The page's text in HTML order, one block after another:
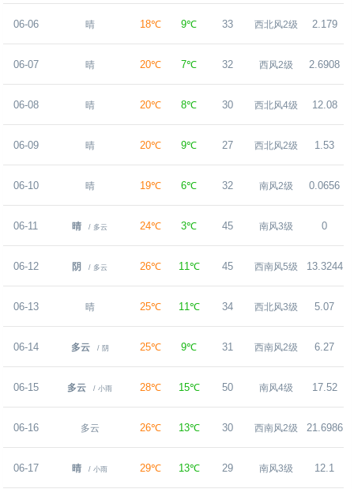
06-06 晴 18℃ 9℃ 33 西北风2级 2.179
06-07 晴 20℃ 7℃ 32 西风2级 2.6908
06-08 晴 20℃ 8℃ 30 西北风4级 12.08
06-09 晴 20℃ 9℃ 27 西北风2级 1.53
06-10 晴 19℃ 6℃ 32 南风2级 0.0656
06-11 晴 / 多云 24℃ 3℃ 45 南风3级 0
06-12 阴 / 多云 26℃ 11℃ 45 西南风5级 13.3244
06-13 晴 25℃ 11℃ 34 西北风3级 5.07
06-14 多云 / 阴 25℃ 9℃ 31 西南风2级 6.27
06-15 多云 / 小雨 28℃ 15℃ 50 南风4级 17.52
06-16 多云 26℃ 13℃ 30 西南风2级 21.6986
06-17 晴 / 小雨 29℃ 13℃ 29 南风3级 12.1